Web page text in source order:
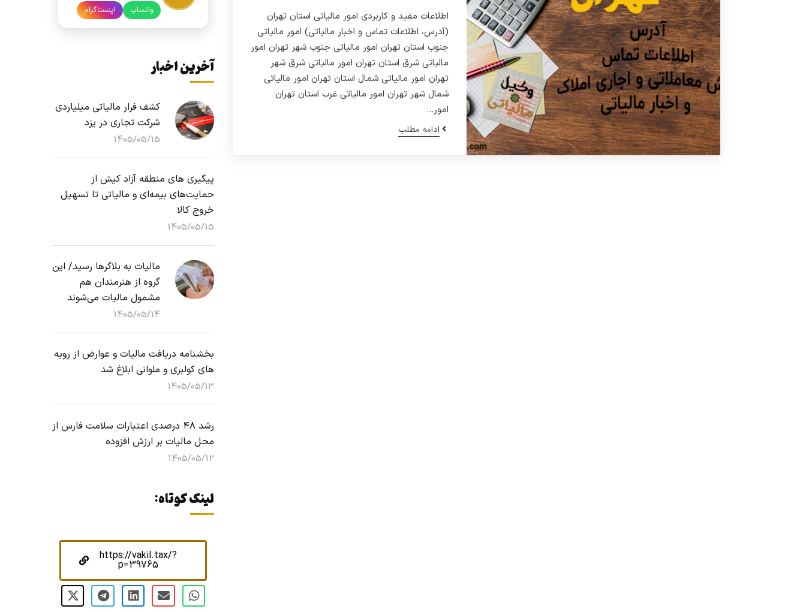
اطلاعات مفید و کاربردی امور مالیاتی استان تهران
(آدرس، اطلاعات تماس و اخبار مالیاتی) امور مالیاتی
جنوب استان تهران امور مالیاتی جنوب شهر تهران امور
مالیاتی شرق استان تهران امور مالیاتی شرق شهر
تهران امور مالیاتی شمال استان تهران امور مالیاتی
شمال شهر تهران امور مالیاتی غرب استان تهران
امور…
ادامه مطلب
واتساپ اینستاگرام
آخرین اخبار
کشف فرار مالیاتی میلیاردی
شرکت تجاری در یزد
1405/05/15
پیگیری های منطقه آزاد کیش از
حمایت‌های بیمه‌ای و مالیاتی تا تسهیل
خروج کالا
1405/05/15
مالیات به بلاگرها رسید/ این
گروه از هنرمندان هم
مشمول مالیات می‌شوند
1405/05/14
بخشنامه دریافت مالیات و عوارض از رویه
های کولبری و ملوانی ابلاغ شد
1405/05/13
رشد ۴۸ درصدی اعتبارات سلامت فارس از
محل مالیات بر ارزش افزوده
1405/05/12
لینک کوتاه:
https://vakil.tax/?
p=39765